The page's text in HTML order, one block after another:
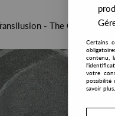
- The Opening Of
Certains
contenu,
votre
possibilité
savoir